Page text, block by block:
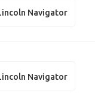
Navigator
Navigator